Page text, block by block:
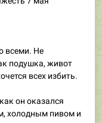
Не
всех избить.
он оказался